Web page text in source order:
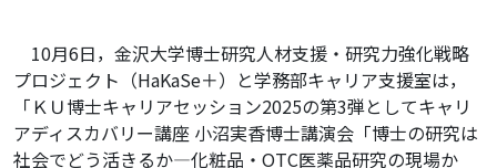
10月6日，金沢大学博士研究人材支援・研究力強化戦略
プロジェクト（HaKaSe＋）と学務部キャリア支援室は，
「ＫＵ博士キャリアセッション2025の第3弾としてキャリ
アディスカバリー講座 小沼実香博士講演会「博士の研究は
社会でどう活きるか―化粧品・OTC医薬品研究の現場か